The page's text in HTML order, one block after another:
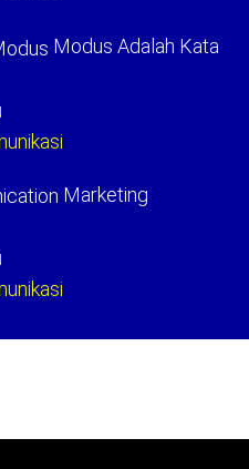
Modus Adalah Kata
Marketing